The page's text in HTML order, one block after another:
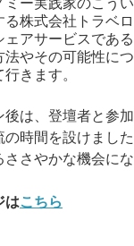
る株式会社トラベ
アサービスであ
やその可能性に
きます。
は、登壇者と参
時間を設けまし
さやかな機会にな
はこちら